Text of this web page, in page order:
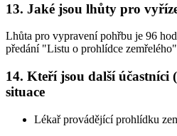
13. Jaké jsou lhůty pro
Lhůta pro vypravení pohřbu je 96
předání "Listu o prohlídce
14. Kteří jsou další účastníci
situace
Lékař provádějící prohlídku